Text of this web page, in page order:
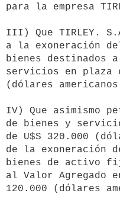
para la empresa
III) Que TIRLEY.
a la exoneración
bienes
servicios en plaza
(dólares
IV) Que asimismo
de bienes y
de U$S 320.000
de la exoneración
bienes de activo
al Valor Agregado
120.000 (dólares